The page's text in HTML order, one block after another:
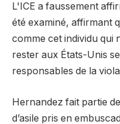
L'ICE a faussement
été examiné, affirmant
comme cet individu qui
rester aux États-Unis
responsables de la
Hernandez fait partie
d’asile pris en